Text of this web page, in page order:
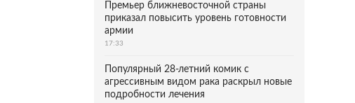
Премьер ближневосточной страны
приказал повысить уровень готовности
армии
17:33
Популярный 28-летний комик с
агрессивным видом рака раскрыл новые
подробности лечения